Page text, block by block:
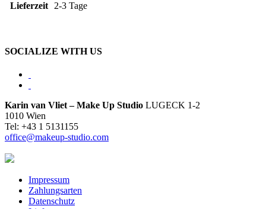
Lieferzeit
2-3 Tage
SOCIALIZE WITH US
Karin van Vliet – Make Up Studio LUGECK 1-2
1010 Wien
Tel: +43 1 5131155
office@makeup-studio.com
Impressum
Zahlungsarten
Datenschutz